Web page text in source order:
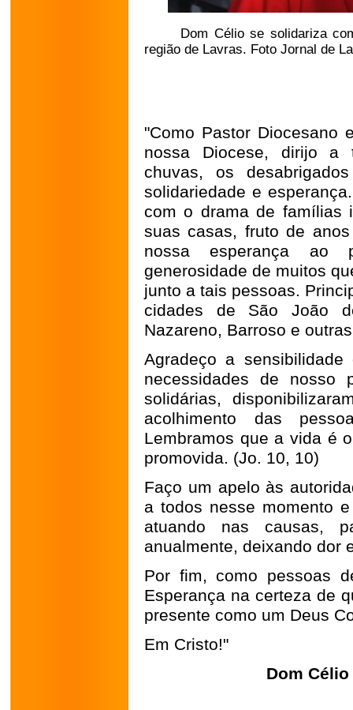
Dom Célio se solidariza com
região de Lavras. Foto Jornal de
"Como Pastor Diocesano
nossa Diocese, dirijo a
chuvas, os
solidariedade e
com o drama de famílias
suas casas, fruto de
nossa esperança ao
generosidade de muitos
junto a tais pessoas.
cidades de São João
Nazareno, Barroso e
Agradeço a
necessidades de nosso
solidárias,
acolhimento das
Lembramos que a vida é
promovida. (Jo. 10, 10)
Faço um apelo às
a todos nesse momento
atuando nas causas,
anualmente, deixando dor
Por fim, como pessoas
Esperança na certeza de
presente como um Deus
Em Cristo!"
Dom